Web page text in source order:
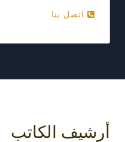
اتصل بنا
أرشيف الكاتب